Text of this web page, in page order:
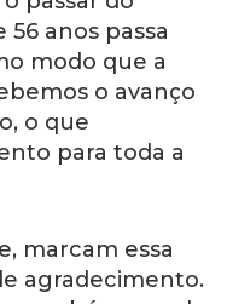
anos passa
modo que a
o avanço
o que
para toda a
marcam essa
agradecimento.